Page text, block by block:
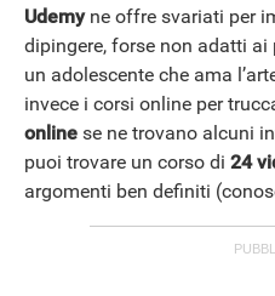
Udemyne offre svariati per
dipingere, forse non adatti
un adolescente che ama
invece i corsi online per
online se ne trovano alcuni
puoi trovare un corso di 24
argomenti ben definiti